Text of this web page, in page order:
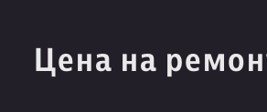
Цена на